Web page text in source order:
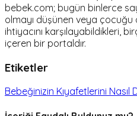
bebek.com; bugün binlerce
olmayı düşünen veya çocuğu
ihtiyacını karşılayabildikleri,
içeren bir portaldır.
Etiketler
Bebeğinizin Kıyafetlerini Nasıl